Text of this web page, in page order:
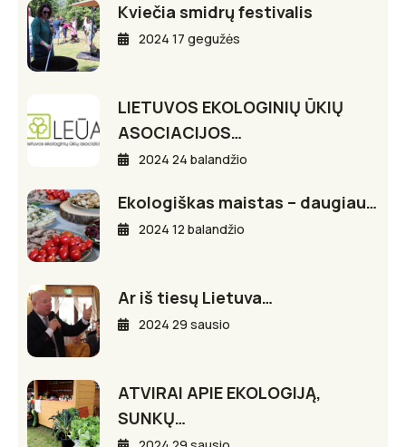
Kviečia smidrų festivalis
2024 17 gegužės
LIETUVOS EKOLOGINIŲ ŪKIŲ
ASOCIACIJOS…
2024 24 balandžio
Ekologiškas maistas – daugiau…
2024 12 balandžio
Ar iš tiesų Lietuva…
2024 29 sausio
ATVIRAI APIE EKOLOGIJĄ,
SUNKŲ…